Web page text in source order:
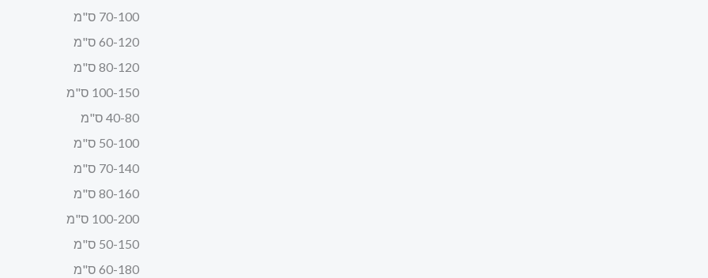
70-100 ס"מ
60-120 ס"מ
80-120 ס"מ
100-150 ס"מ
40-80 ס"מ
50-100 ס"מ
70-140 ס"מ
80-160 ס"מ
100-200 ס"מ
50-150 ס"מ
60-180 ס"מ